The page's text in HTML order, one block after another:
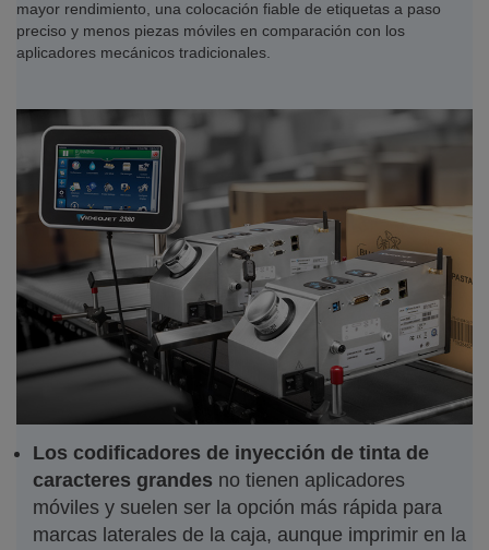
mayor rendimiento, una colocación fiable de etiquetas a paso
preciso y menos piezas móviles en comparación con los
aplicadores mecánicos tradicionales.
Los codificadores de inyección de tinta de
caracteres grandes no tienen aplicadores
móviles y suelen ser la opción más rápida para
marcas laterales de la caja, aunque imprimir en la